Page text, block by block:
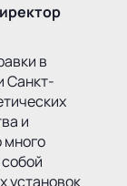
в
Санкт-
и
много
установок